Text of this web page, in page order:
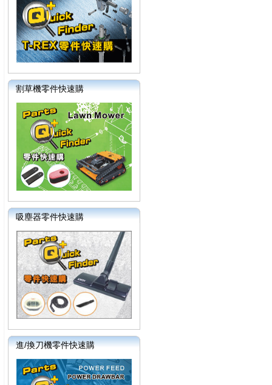
割草機零件快速購
吸塵器零件快速購
進/換刀機零件快速購